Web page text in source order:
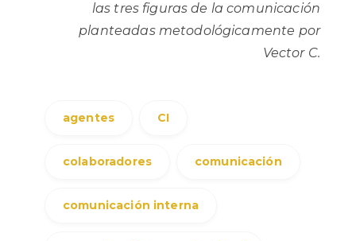
las tres figuras de la comunicación
planteadas metodológicamente por
Vector C.
agentes CI
colaboradores comunicación
comunicación interna